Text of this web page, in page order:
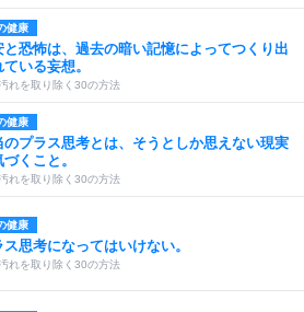
健康
と恐怖は、過去の暗い記憶によってつくり出
ている妄想。
れを取り除く30の方法
健康
のプラス思考とは、そうとしか思えない現実
くこと。
れを取り除く30の方法
健康
ス思考になってはいけない。
れを取り除く30の方法